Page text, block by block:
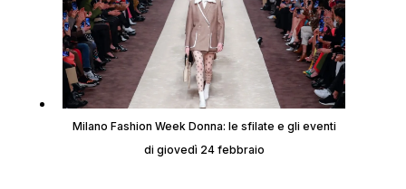
Milano Fashion Week Donna: le sfilate e gli eventi
di giovedì 24 febbraio